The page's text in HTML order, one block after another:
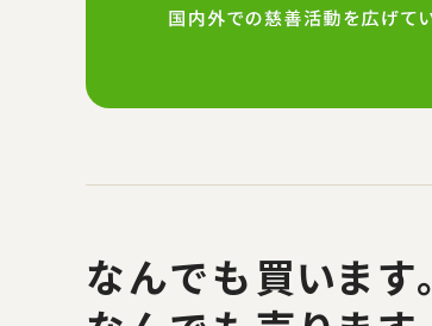
なんでも買います。